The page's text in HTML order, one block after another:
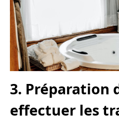
3. Préparation
effectuer les